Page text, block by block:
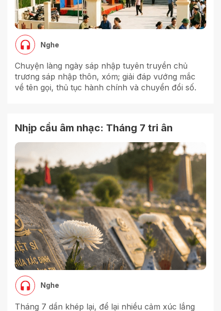
Nghe
Chuyện làng ngày sáp nhập tuyên truyền chủ
trương sáp nhập thôn, xóm; giải đáp vướng mắc
về tên gọi, thủ tục hành chính và chuyển đổi số.
Nhịp cầu âm nhạc: Tháng 7 tri ân
Nghe
Tháng 7 dần khép lại, để lại nhiều cảm xúc lắng